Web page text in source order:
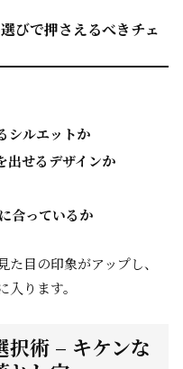
びで押さえるべきチェ
シルエットか
出せるデザインか
合っているか
目の印象がアップし、
ります。
択術 – キケンな